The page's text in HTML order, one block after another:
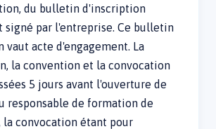
du bulletin d'inscription
signé par l'entreprise. Ce bulletin
vaut acte d'engagement. La
la convention et la convocation
5 jours avant l'ouverture de
responsable de formation de
la convocation étant pour